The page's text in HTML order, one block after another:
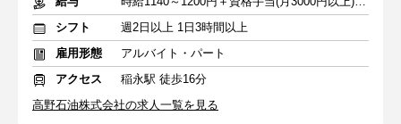
シフト
週2日以上 1日3時間以上
雇用形態
アルバイト・パート
アクセス
稲永駅 徒歩16分
高野石油株式会社の求人一覧を見る